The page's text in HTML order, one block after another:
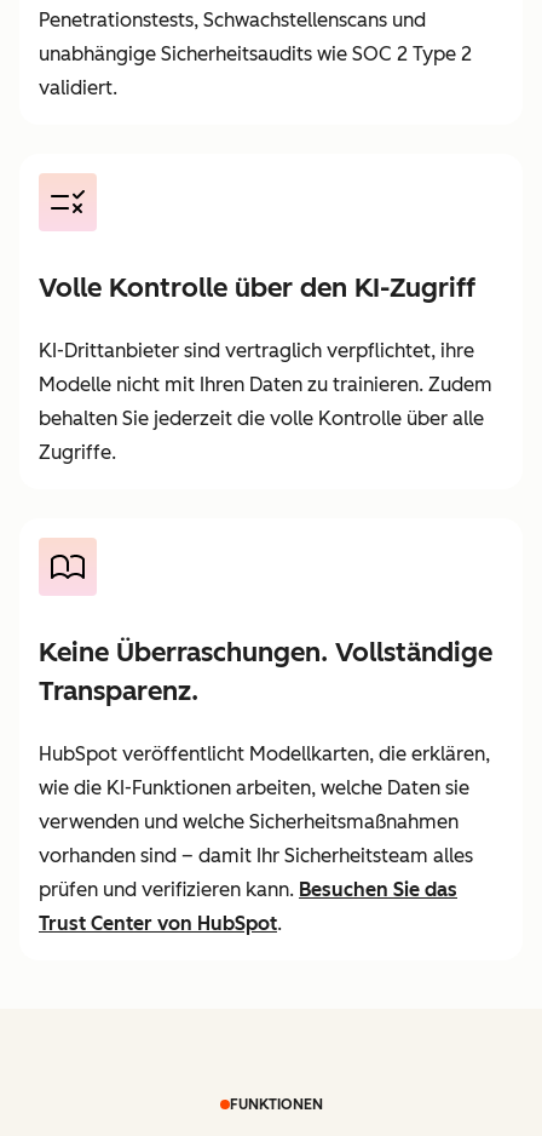
Penetrationstests, Schwachstellenscans und
unabhängige Sicherheitsaudits wie SOC 2 Type 2
validiert.
Volle Kontrolle über den KI-Zugriff
KI-Drittanbieter sind vertraglich verpflichtet, ihre
Modelle nicht mit Ihren Daten zu trainieren. Zudem
behalten Sie jederzeit die volle Kontrolle über alle
Zugriffe.
Keine Überraschungen. Vollständige
Transparenz.
HubSpot veröffentlicht Modellkarten, die erklären,
wie die KI-Funktionen arbeiten, welche Daten sie
verwenden und welche Sicherheitsmaßnahmen
vorhanden sind – damit Ihr Sicherheitsteam alles
prüfen und verifizieren kann. Besuchen Sie das
Trust Center von HubSpot.
FUNKTIONEN